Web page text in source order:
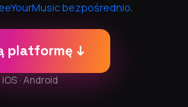
bezpośrednio.
platformę ↓
· Android